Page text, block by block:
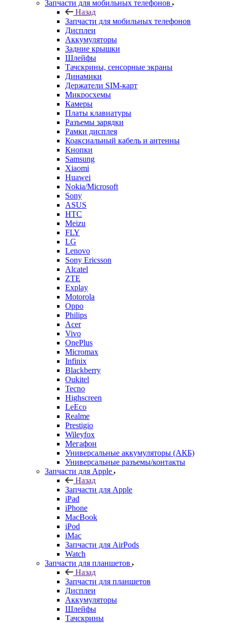
Запчасти для мобильных телефонов
Дисплеи
Аккумуляторы
Задние крышки
Шлейфы
Тачскрины, сенсорные экраны
Динамики
Держатели SIM-карт
Микросхемы
Камеры
Платы клавиатуры
Разъемы зарядки
Рамки дисплея
Коаксиальный кабель и антенны
Кнопки
Samsung
Xiaomi
Huawei
Nokia/Microsoft
Sony
ASUS
HTC
Meizu
FLY
LG
Lenovo
Sony Ericsson
Alcatel
ZTE
Explay
Motorola
Oppo
Philips
Acer
Vivo
OnePlus
Micromax
Infinix
Blackberry
Oukitel
Tecno
Highscreen
LeEco
Realme
Prestigio
Wileyfox
Мегафон
Универсальные аккумуляторы (АКБ)
Универсальные разъемы/контакты
Запчасти для Apple
Назад
Запчасти для Apple
iPad
iPhone
MacBook
iPod
iMac
Запчасти для AirPods
Watch
Запчасти для планшетов
Назад
Запчасти для планшетов
Дисплеи
Аккумуляторы
Шлейфы
Тачскрины
Корпуса (задние крышки)
Explay